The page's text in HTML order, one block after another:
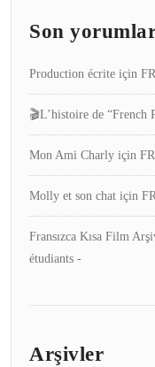
Son
Production écrite için
🎬L’histoire de “French
Mon Ami Charly için
Molly et son chat için
Fransızca Kısa Film
étudiants -
Arşivler